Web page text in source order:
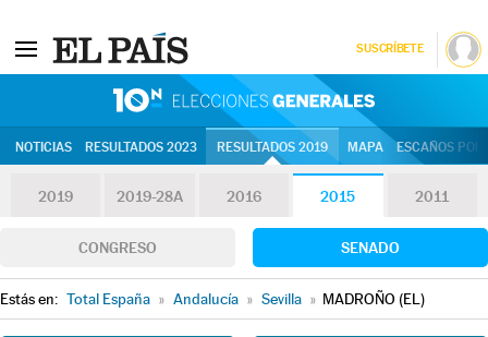
SUSCRÍBETE
NOTICIAS RESULTADOS 2023 RESULTADOS 2019 MAPA ESCAÑOS
2019 2019-28A 2016 2015 2011
CONGRESO SENADO
Estás en: Total España » Andalucía » Sevilla » MADROÑO (EL)